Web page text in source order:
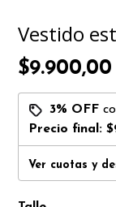
Vestido
$9.900,00
3% OFF
Precio final:
Ver cuotas y